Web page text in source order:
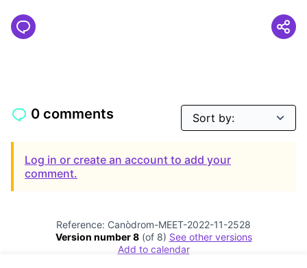
0 comments
Log in or create an account to add your
comment.
Reference: Canòdrom-MEET-2022-11-2528
Version number 8(of 8)
see other versions
Add to calendar